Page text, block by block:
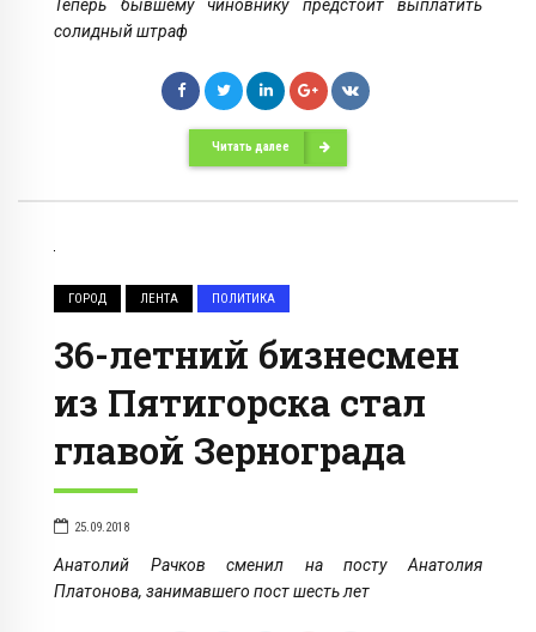
Теперь бывшему чиновнику предстоит выплатить
солидный штраф
Читать далее
ГОРОД ЛЕНТА ПОЛИТИКА
36-летний бизнесмен
из Пятигорска стал
главой Зернограда
25.09.2018
Анатолий Рачков сменил на посту Анатолия
Платонова, занимавшего пост шесть лет